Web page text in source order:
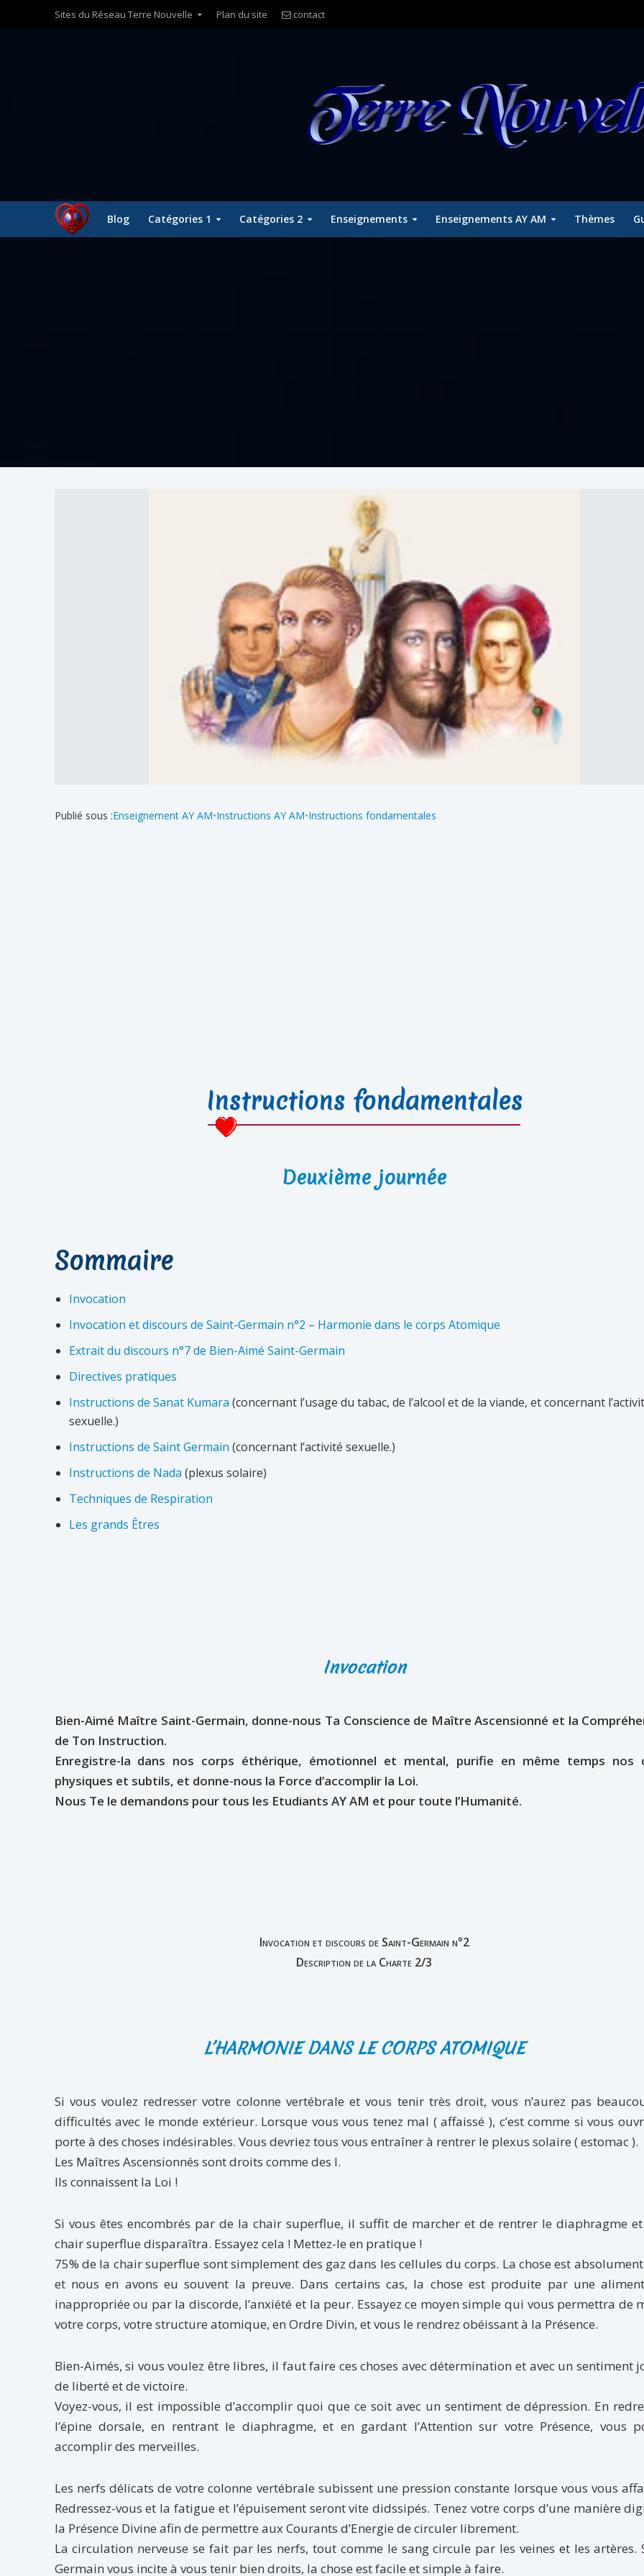
Sites du Réseau Terre Nouvelle Plan du site contact
Blog Catégories 1 Catégories 2 Enseignements Enseignements AY AM Thèmes
Publié sous :Enseignement AY AM•Instructions AY AM•Instructions fondamentales
Instructions fondamentales
Deuxième journée
Sommaire
Invocation
Invocation et discours de Saint-Germain n°2 – Harmonie dans le corps Atomique
Extrait du discours n°7 de Bien-Aimé Saint-Germain
Directives pratiques
Instructions de Sanat Kumara (concernant l’usage du tabac, de l’alcool et de la viande, et concernant
sexuelle.)
Instructions de Saint Germain (concernant l’activité sexuelle.)
Instructions de Nada (plexus solaire)
Techniques de Respiration
Les grands Êtres
Invocation
Bien-Aimé Maître Saint-Germain, donne-nous Ta Conscience de Maître Ascensionné et la
de Ton Instruction.
Enregistre-la dans nos corps éthérique, émotionnel et mental, purifie en même temps nos
physiques et subtils, et donne-nous la Force d’accomplir la Loi.
Nous Te le demandons pour tous les Etudiants AY AM et pour toute l’Humanité.
Invocation et discours de Saint-Germain n°2
Description de la Charte 2/3
L’HARMONIE DANS LE CORPS ATOMIQUE
Si vous voulez redresser votre colonne vertébrale et vous tenir très droit, vous n’aurez pas
difficultés avec le monde extérieur. Lorsque vous vous tenez mal ( affaissé ), c’est comme si vous
porte à des choses indésirables. Vous devriez tous vous entraîner à rentrer le plexus solaire ( estomac ).
Les Maîtres Ascensionnés sont droits comme des I.
Ils connaissent la Loi !
Si vous êtes encombrés par de la chair superflue, il suffit de marcher et de rentrer le diaphragme
chair superflue disparaîtra. Essayez cela ! Mettez-le en pratique !
75% de la chair superflue sont simplement des gaz dans les cellules du corps. La chose est
et nous en avons eu souvent la preuve. Dans certains cas, la chose est produite par une
inappropriée ou par la discorde, l’anxiété et la peur. Essayez ce moyen simple qui vous permettra de
votre corps, votre structure atomique, en Ordre Divin, et vous le rendrez obéissant à la Présence.
Bien-Aimés, si vous voulez être libres, il faut faire ces choses avec détermination et avec un sentiment
de liberté et de victoire.
Voyez-vous, il est impossible d’accomplir quoi que ce soit avec un sentiment de dépression. En
l’épine dorsale, en rentrant le diaphragme, et en gardant l’Attention sur votre Présence, vous
accomplir des merveilles.
Les nerfs délicats de votre colonne vertébrale subissent une pression constante lorsque vous vous
Redressez-vous et la fatigue et l’épuisement seront vite didssipés. Tenez votre corps d’une manière
la Présence Divine afin de permettre aux Courants d’Energie de circuler librement.
La circulation nerveuse se fait par les nerfs, tout comme le sang circule par les veines et les artères.
Germain vous incite à vous tenir bien droits, la chose est facile et simple à faire.